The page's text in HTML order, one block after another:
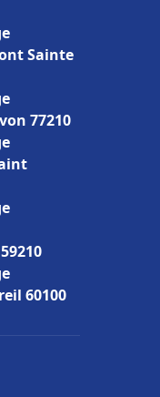
Sainte
77210
60100